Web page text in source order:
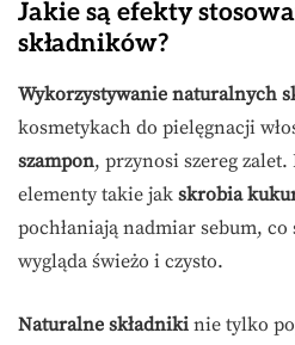
Jakie są efekty
składników?
Wykorzystywanie naturalnych
kosmetykach do pielęgnacji
szampon, przynosi szereg zalet.
elementy takie jak skrobia
pochłaniają nadmiar sebum,
wygląda świeżo i czysto.
Naturalne składniki nie tylko